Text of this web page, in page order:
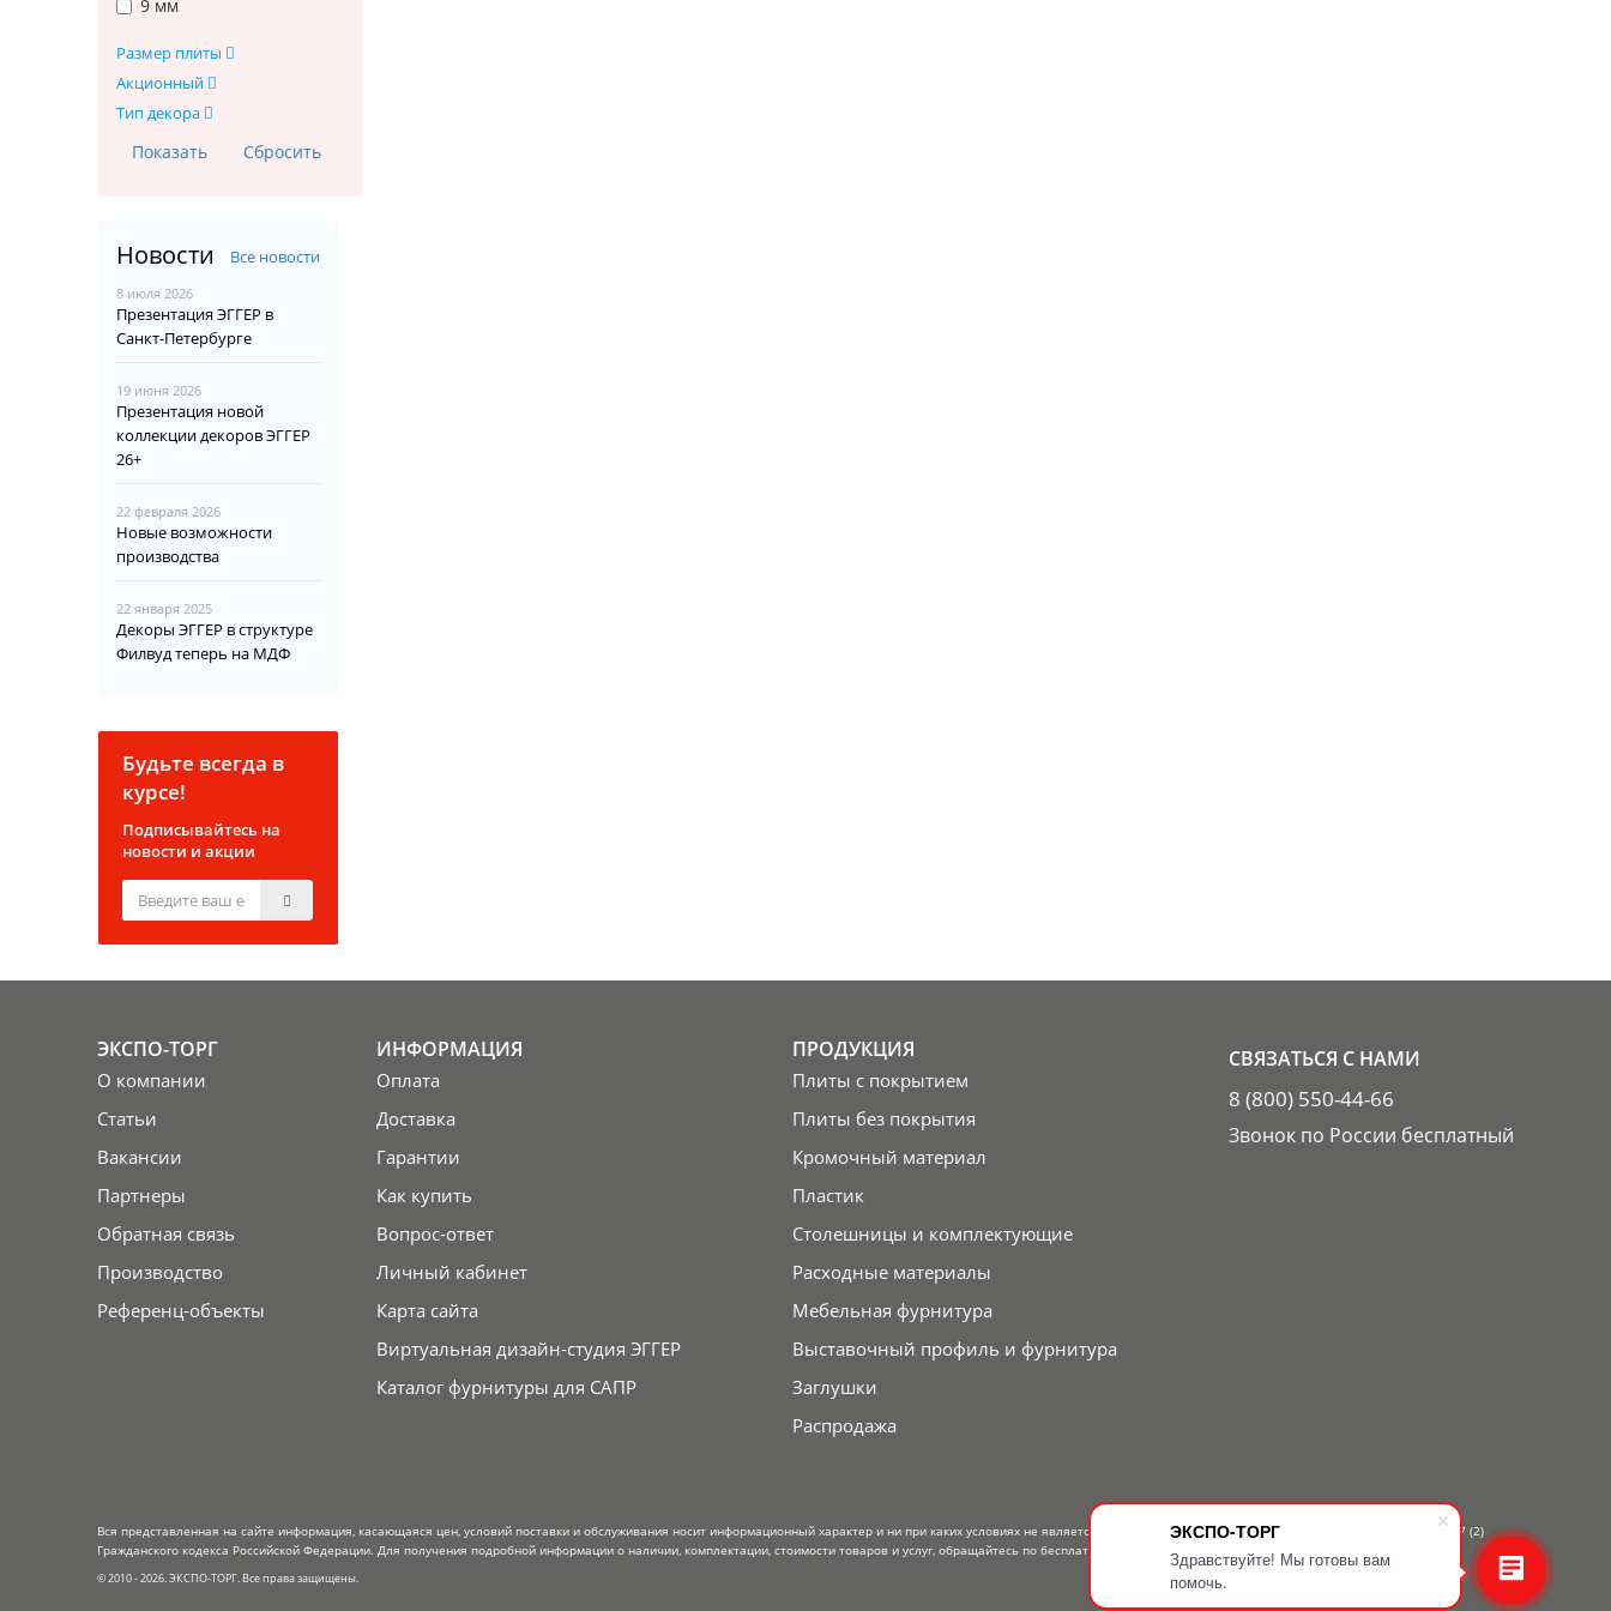
ЭКСПО-ТОРГ
Здравствуйте! Мы готовы вам
помочь.
9 мм
Размер плиты
Акционный
Тип декора
Новости Все новости
8 июля 2026
Презентация ЭГГЕР в
Санкт-Петербурге
19 июня 2026
Презентация новой
коллекции декоров ЭГГЕР
26+
22 февраля 2026
Новые возможности
производства
22 января 2025
Декоры ЭГГЕР в структуре
Филвуд теперь на МДФ
Будьте всегда в
курсе!
Подписывайтесь на
новости и акции
ЭКСПО-ТОРГ
О компании
Статьи
Вакансии
Партнеры
Обратная связь
Производство
Референц-объекты
ИНФОРМАЦИЯ
Оплата
Доставка
Гарантии
Как купить
Вопрос-ответ
Личный кабинет
Карта сайта
Виртуальная дизайн-студия ЭГГЕР
Каталог фурнитуры для САПР
ПРОДУКЦИЯ
Плиты с покрытием
Плиты без покрытия
Кромочный материал
Пластик
Столешницы и комплектующие
Расходные материалы
Мебельная фурнитура
Выставочный профиль и фурнитура
Заглушки
Распродажа
СВЯЗАТЬСЯ С НАМИ
8 (800) 550-44-66
Звонок по России бесплатный
Вся представленная на сайте информация, касающаяся цен, условий поставки и обслуживания носит информационный характер и ни при каких условиях не является публичной офертой, определяемой положениями Статьи 437 (2)
Гражданского кодекса Российской Федерации. Для получения подробной информации о наличии, комплектации, стоимости товаров и услуг, обращайтесь по бесплатному телефону — 8-800-550-44-66.
© 2010 - 2026. ЭКСПО-ТОРГ. Все права защищены.